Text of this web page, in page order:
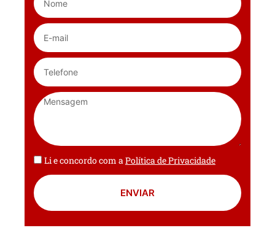
Li e concordo com aPolítica de Privacidade
ENVIAR